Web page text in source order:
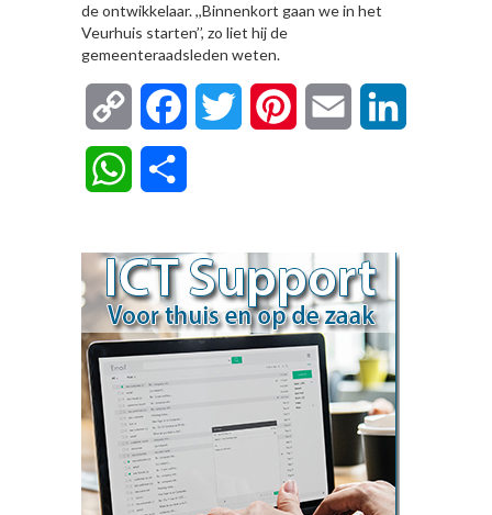
de ontwikkelaar. ,,Binnenkort gaan we in het
Veurhuis starten’’, zo liet hij de
gemeenteraadsleden weten.
Copy
Link
FacebookTwitter Pinterest Email
WhatsApp